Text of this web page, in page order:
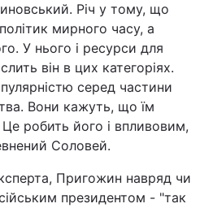
Річ у тому, що
мирного часу, а
У нього і ресурси для
він в цих категоріях.
серед частини
Вони кажуть, що їм
Це робить його і впливовим,
Соловей.
Пригожин навряд чи
президентом - "так